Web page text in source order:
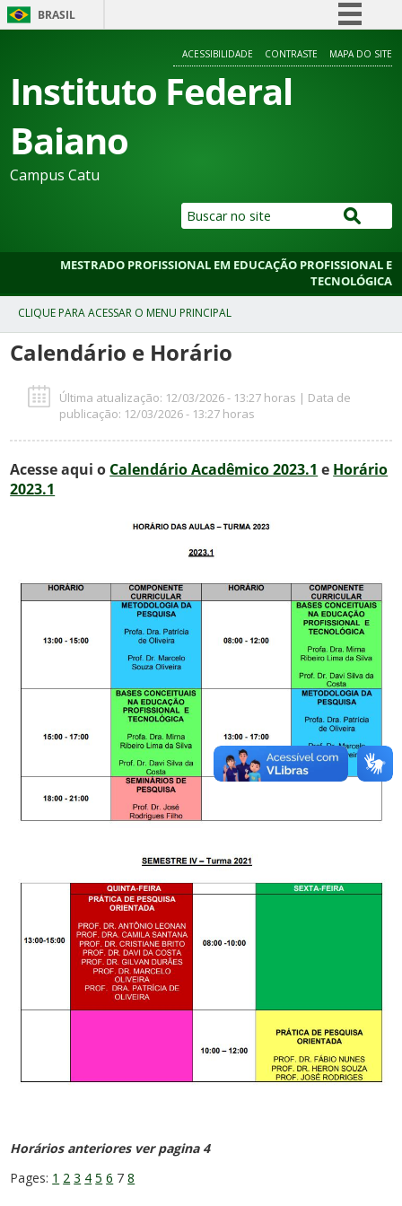
BRASIL
Participe
ACESSIBILIDADE CONTRASTE MAPA DO SITE
Instituto Federal
Baiano
Campus Catu
MESTRADO PROFISSIONAL EM EDUCAÇÃO PROFISSIONAL E
TECNOLÓGICA
Calendário e Horário
Última atualização: 12/03/2026 - 13:27 horas | Data de
publicação: 12/03/2026 - 13:27 horas
Acesse aqui o Calendário Acadêmico 2023.1 e Horário
2023.1
Horários anteriores ver pagina 4
Pages: 1 2 3 4 5 6 7 8